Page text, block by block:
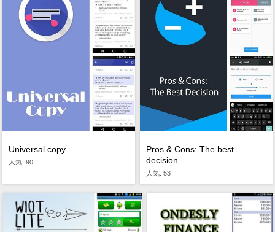
Universal copy
人気: 90
Pros & Cons: The best
decision
人気: 53